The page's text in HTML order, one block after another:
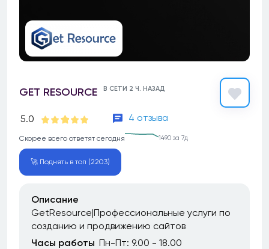
GET RESOURCE В СЕТИ 2 Ч. НАЗАД
5.0 4 отзыва
Скорее всего ответят сегодня 1490 за 7д
🚀 Поднять в топ (2203)
Описание
GetResource|Профессиональные услуги по
созданию и продвижению сайтов
Часы работы Пн-Пт: 9.00 - 18.00